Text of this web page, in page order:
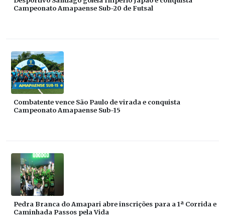
Campeonato Amapaense Sub-20 de Futsal
Combatente vence São Paulo de virada e conquista
Campeonato Amapaense Sub-15
Pedra Branca do Amapari abre inscrições para a 1ª Corrida e
Caminhada Passos pela Vida